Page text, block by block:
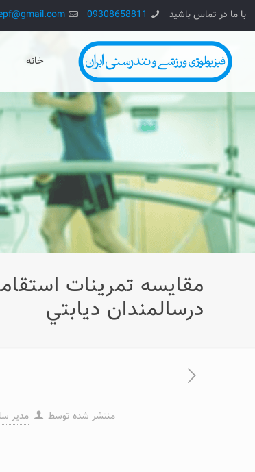
با ما در تماس باشید 09308658811
خانه
مقايسه تمرينات
درسالمندان ديابتي
منتشر شده توسط مدیر